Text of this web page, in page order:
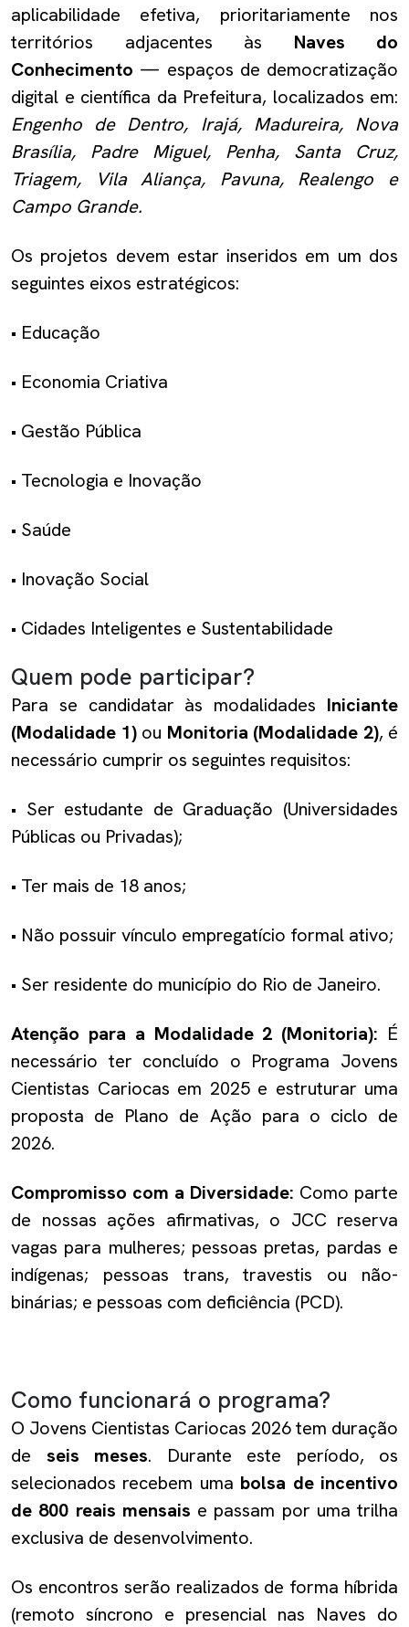
aplicabilidade efetiva, prioritariamente nos
territórios adjacentes às Naves do
Conhecimento — espaços de democratização
digital e científica da Prefeitura, localizados em:
Engenho de Dentro, Irajá, Madureira, Nova
Brasília, Padre Miguel, Penha, Santa Cruz,
Triagem, Vila Aliança, Pavuna, Realengo e
Campo Grande.
Os projetos devem estar inseridos em um dos
seguintes eixos estratégicos:
• Educação
• Economia Criativa
• Gestão Pública
• Tecnologia e Inovação
• Saúde
• Inovação Social
• Cidades Inteligentes e Sustentabilidade
Quem pode participar?
Para se candidatar às modalidades Iniciante
(Modalidade 1)ou Monitoria (Modalidade 2), é
necessário cumprir os seguintes requisitos:
• Ser estudante de Graduação (Universidades
Públicas ou Privadas);
• Ter mais de 18 anos;
• Não possuir vínculo empregatício formal ativo;
• Ser residente do município do Rio de Janeiro.
Atenção para a Modalidade 2 (Monitoria): É
necessário ter concluído o Programa Jovens
Cientistas Cariocas em 2025 e estruturar uma
proposta de Plano de Ação para o ciclo de
2026.
Compromisso com a Diversidade: Como parte
de nossas ações afirmativas, o JCC reserva
vagas para mulheres; pessoas pretas, pardas e
indígenas; pessoas trans, travestis ou não-
binárias; e pessoas com deficiência (PCD).
Como funcionará o programa?
O Jovens Cientistas Cariocas 2026 tem duração
de seis meses. Durante este período, os
selecionados recebem uma bolsa de incentivo
de 800 reais mensais e passam por uma trilha
exclusiva de desenvolvimento.
Os encontros serão realizados de forma híbrida
(remoto síncrono e presencial nas Naves do